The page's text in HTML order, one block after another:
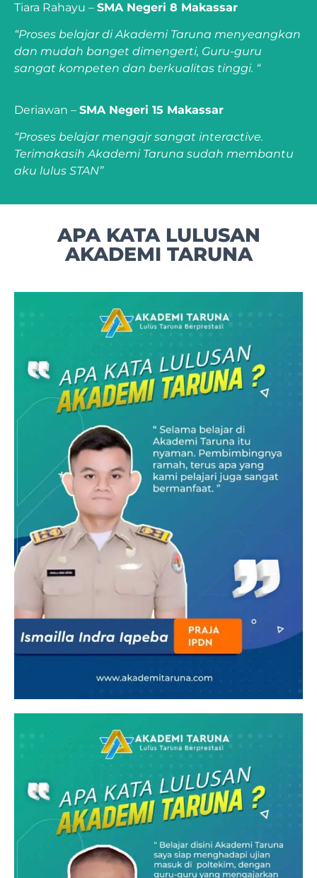
Tiara Rahayu – SMA Negeri 8 Makassar
“Proses belajar di Akademi Taruna menyeangkan
dan mudah banget dimengerti, Guru-guru
sangat kompeten dan berkualitas tinggi. “
Deriawan – SMA Negeri 15 Makassar
“Proses belajar mengajr sangat interactive.
Terimakasih Akademi Taruna sudah membantu
aku lulus STAN”
APA KATA LULUSAN
AKADEMI TARUNA